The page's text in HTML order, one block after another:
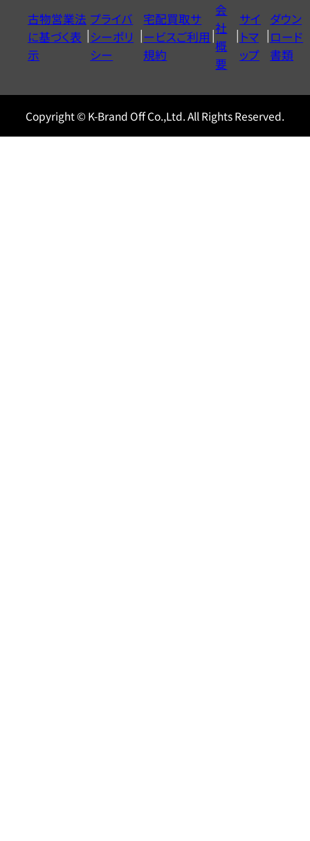
ヤ
ル
0120604117
古物営業法
に基づく表
示
プライバ
シーポリ
シー
宅配買取サ
ービスご利用
規約
会
社
概
要
サイ
トマ
ップ
ダウン
ロード
書類
Copyright © K-Brand Off Co.,Ltd. All Rights Reserved.